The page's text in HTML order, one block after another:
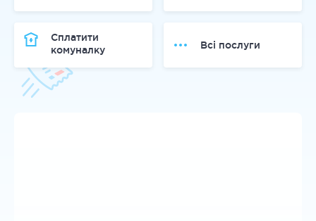
Сплатити
комуналку
Всі послуги